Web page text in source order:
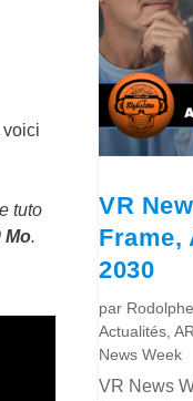
voici
tuto
Mo.
VR
Frame,
2030
par
Actualités ,
News Week
VR News